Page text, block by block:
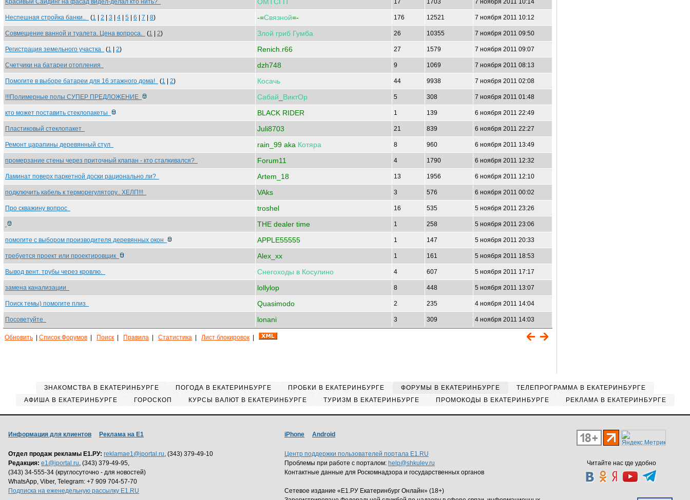
Красивый Сайдинг на фасад видел-делал кто нить? 17 1703 7 ноября 2011 10:14
Неспешная стройка банки.. (1 2 3 4 5 6 7 8) -=Связной=- 176 12521 7 ноября 2011 10:12
Совмещение ванной и туалета. Цена вопроса. (1 2) Злой гриб Гумба 26 10355 7 ноября 2011 09:50
Регистрация земельного участка (1 2) Renich.r66 27 1579 7 ноября 2011 09:07
Счетчики на батареи отопления dzh748 9 1069 7 ноября 2011 08:13
Помогите в выборе батареи для 16 этажного дома! (1 2) Косачь 44 9938 7 ноября 2011 02:08
!!!Полимерные полы СУПЕР ПРЕДЛОЖЕНИЕ Сабай ВиктОр 5 308 7 ноября 2011 01:48
кто может поставить стеклопакеты BLACK RIDER 1 139 6 ноября 2011 22:49
Пластиковый стеклопакет Juli8703 21 839 6 ноября 2011 22:27
Ремонт царапины деревянный стул rain_99 aka Котяра 8 960 6 ноября 2011 13:49
промерзание стены через приточный клапан - кто сталкивался? Forum11 4 1790 6 ноября 2011 12:32
Ламинат поверх паркетной доски рационально ли? Artem_18 13 1956 6 ноября 2011 12:10
подключить кабель к терморегулятору.. ХЕЛП!!! VAks 3 576 6 ноября 2011 00:02
Про скважину вопрос troshel 16 535 5 ноября 2011 23:26
THE dealer time 1 258 5 ноября 2011 23:06
помогите с выбором производителя деревянных окон APPLE55555 1 147 5 ноября 2011 20:33
требуется проект или проектировщик Alex_xx 1 161 5 ноября 2011 18:53
Вывод вент. трубы через кровлю. Снегоходы в Косулино 4 607 5 ноября 2011 17:17
замена канализации lollylop 8 448 5 ноября 2011 13:07
Поиск темы) помогите плиз Quasimodo 2 235 4 ноября 2011 14:04
Посоветуйте lonani 3 309 4 ноября 2011 14:03
Обновить Список Форумов Поиск Правила Статистика Лист блокировок
ЗНАКОМСТВА В ЕКАТЕРИНБУРГЕ ПОГОДА В ЕКАТЕРИНБУРГЕ ПРОБКИ В ЕКАТЕРИНБУРГЕ ФОРУМЫ В ЕКАТЕРИНБУРГЕ
ТЕЛЕПРОГРАММА В ЕКАТЕРИНБУРГЕ
АФИША В ЕКАТЕРИНБУРГЕ
ГОРОСКОП КУРСЫ ВАЛЮТ В ЕКАТЕРИНБУРГЕ ТУРИЗМ В ЕКАТЕРИНБУРГЕ ПРОМОКОДЫ В ЕКАТЕРИНБУРГЕ РЕКЛАМА В ЕКАТЕРИНБУРГЕ
Читайте нас где удобно
Информация для клиентов Реклама на Е1
Отдел продаж рекламы Е1.РУ: reklamae1@iportal.ru, (343) 379-49-10
Редакция: e1@iportal.ru, (343) 379-49-95,
(343) 34-555-34 (круглосуточно - для новостей)
WhatsApp, Viber, Telegram: +7 909 704-57-70
Подписка на еженедельную рассылку E1.RU
iPhone Android
Центр поддержки пользователей портала E1.RU
Проблемы при работе с порталом: help@shkulev.ru
Контактные данные для Роскомнадзора и государственных органов
Сетевое издание «Е1.РУ Екатеринбург Онлайн» (18+)